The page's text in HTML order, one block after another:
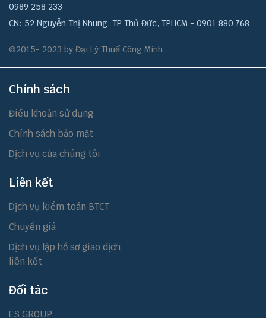
0989 258 233
CN: 52 Nguyễn Thị Nhung, TP Thủ Đức, TPHCM - 0901 880 768
©2015- 2023 by Đại Lý Thuế Công Minh.
Chính sách
Điều khoản sử dụng
Chính sách bảo mật
Dịch vụ của chúng tôi
Liên kết
Dịch vụ kiểm toán BTCT
Chuyển giá
Dịch vụ lập hồ sơ giao dịch
liên kết
Đối tác
ES GROUP